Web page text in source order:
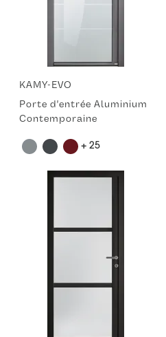
KAMY-EVO
Porte d'entrée Aluminium
Contemporaine
+ 25